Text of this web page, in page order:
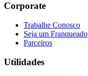
Corporate
Trabalhe Conosco
Seja um Franqueado
Parceiros
Utilidades